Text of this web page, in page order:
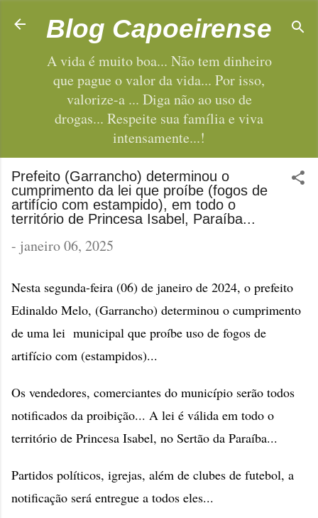
Pular para o conteúdo principal
Blog Capoeirense
A vida é muito boa... Não tem dinheiro
que pague o valor da vida... Por isso,
valorize-a ... Diga não ao uso de
drogas... Respeite sua família e viva
intensamente...!
Prefeito (Garrancho) determinou o
cumprimento da lei que proíbe (fogos de
artifício com estampido), em todo o
território de Princesa Isabel, Paraíba...
- janeiro 06, 2025
Nesta segunda-feira (06) de janeiro de 2024, o prefeito
Edinaldo Melo, (Garrancho) determinou o cumprimento
de uma lei municipal que proíbe uso de fogos de
artifício com (estampidos)...
Os vendedores, comerciantes do município serão todos
notificados da proibição... A lei é válida em todo o
território de Princesa Isabel, no Sertão da Paraíba...
Partidos políticos, igrejas, além de clubes de futebol, a
notificação será entregue a todos eles...